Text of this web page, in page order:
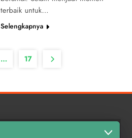
terbaik untuk…
Selengkapnya
… 17